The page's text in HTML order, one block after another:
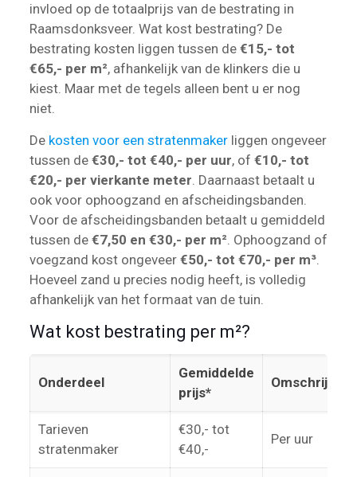
invloed op de totaalprijs van de bestrating in
Raamsdonksveer. Wat kost bestrating? De
bestrating kosten liggen tussen de €15,- tot
€65,- per m², afhankelijk van de klinkers die u
kiest. Maar met de tegels alleen bent u er nog
niet.
De kosten voor een stratenmakerliggen ongeveer
tussen de €30,- tot €40,- per uur, of €10,- tot
€20,- per vierkante meter. Daarnaast betaalt u
ook voor ophoogzand en afscheidingsbanden.
Voor de afscheidingsbanden betaalt u gemiddeld
tussen de €7,50 en €30,- per m². Ophoogzand of
voegzand kost ongeveer €50,- tot €70,- per m³.
Hoeveel zand u precies nodig heeft, is volledig
afhankelijk van het formaat van de tuin.
Wat kost bestrating per m²?
Onderdeel
Gemiddelde
prijs*
Omschrijving
Tarieven
stratenmaker
€30,- tot
€40,-
Per uur